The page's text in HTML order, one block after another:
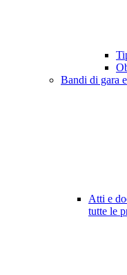
Bandi di gara
Atti e
tutte le